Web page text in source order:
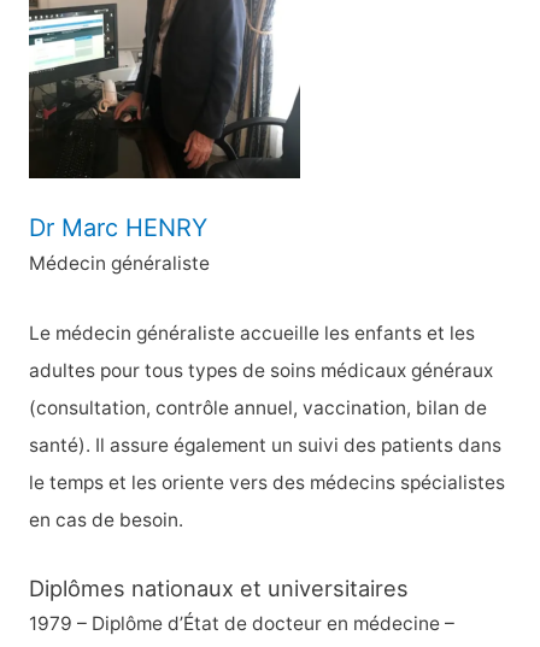
e
r
Dr Marc HENRY
Médecin généraliste
Le médecin généraliste accueille les enfants et les
adultes pour tous types de soins médicaux généraux
(consultation, contrôle annuel, vaccination, bilan de
santé). Il assure également un suivi des patients dans
le temps et les oriente vers des médecins spécialistes
en cas de besoin.
Diplômes nationaux et universitaires
1979 – Diplôme d’État de docteur en médecine –